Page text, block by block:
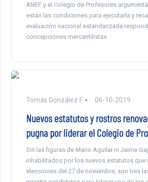
ANEF y el Colegio de Profesores
están las condiciones para ejecutarla y
evaluación nacional estandarizada
concepciones mercantilistas.
Tomás González F. 06-10-2019
Nuevos estatutos y rostros
pugna por liderar el Colegio de
Sin las figuras de Mario Aguilar ni Jaime
inhabilitados por los nuevos estatutos que
elecciones del 27 de noviembre, son tres